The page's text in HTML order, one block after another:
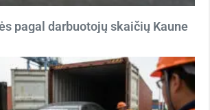
pagal darbuotojų skaičių Kaune